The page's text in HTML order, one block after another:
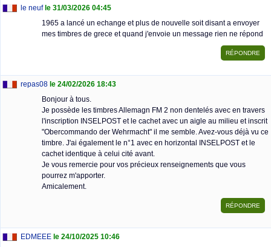
le neufle 31/03/2026 04:45
1965 a lancé un echange et plus de nouvelle soit disant a envoyer
mes timbres de grece et quand j'envoie un message rien ne répond
repas08 le 24/02/2026 18:43
Bonjour à tous.
Je possède les timbres Allemagn FM 2 non dentelés avec en travers
l'inscription INSELPOST et le cachet avec un aigle au milieu et inscrit
"Obercommando der Wehrmacht" il me semble. Avez-vous déjà vu ce
timbre. J'ai également le n°1 avec en horizontal INSELPOST et le
cachet identique à celui cité avant.
Je vous remercie pour vos précieux renseignements que vous
pourrez m'apporter.
Amicalement.
EDMEEE le 24/10/2025 10:46